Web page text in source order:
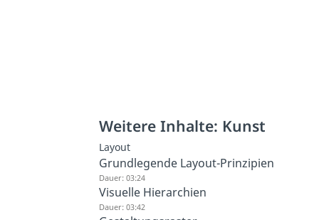
Weitere Inhalte: Kunst
Layout
Grundlegende Layout-Prinzipien
Dauer: 03:24
Visuelle Hierarchien
Dauer: 03:42